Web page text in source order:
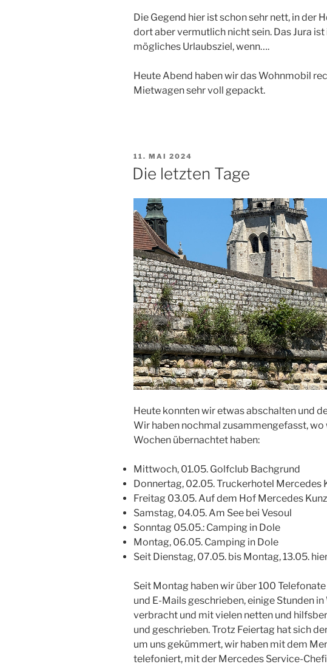
Die Gegend hier ist schon sehr nett, in der
dort aber vermutlich nicht sein. Das Jura
mögliches Urlaubsziel, wenn….
Heute Abend haben wir das Wohnmobil
Mietwagen sehr voll gepackt.
VERÖFFENTLICHT
AM
11. MAI 2024
Die letzten Tage
Heute konnten wir etwas abschalten und
Wir haben nochmal zusammengefasst,
Wochen übernachtet haben:
Mittwoch, 01.05. Golfclub Bachgrund
Donnertag, 02.05. Truckerhotel Mercedes
Freitag 03.05. Auf dem Hof Mercedes
Samstag, 04.05. Am See bei Vesoul
Sonntag 05.05.: Camping in Dole
Montag, 06.05. Camping in Dole
Seit Dienstag, 07.05. bis Montag, 13.05.
Seit Montag haben wir über 100
und E-Mails geschrieben, einige Stunden
verbracht und mit vielen netten und
und geschrieben. Trotz Feiertag hat sich
um uns gekümmert, wir haben mit dem
telefoniert, mit der Mercedes Service-